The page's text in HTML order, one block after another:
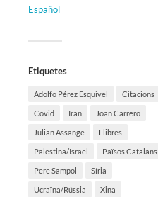
Español
Etiquetes
Adolfo Pérez Esquivel Citacions
Covid Iran Joan Carrero
Julian Assange Llibres
Palestina/Israel Països Catalans
Pere Sampol Síria
Ucraïna/Rússia Xina